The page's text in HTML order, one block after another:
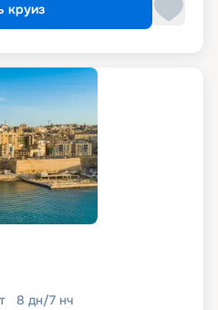
круиз
8 дн/7 нч